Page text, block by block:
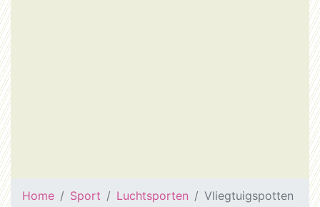
Home Sport Luchtsporten Vliegtuigspotten